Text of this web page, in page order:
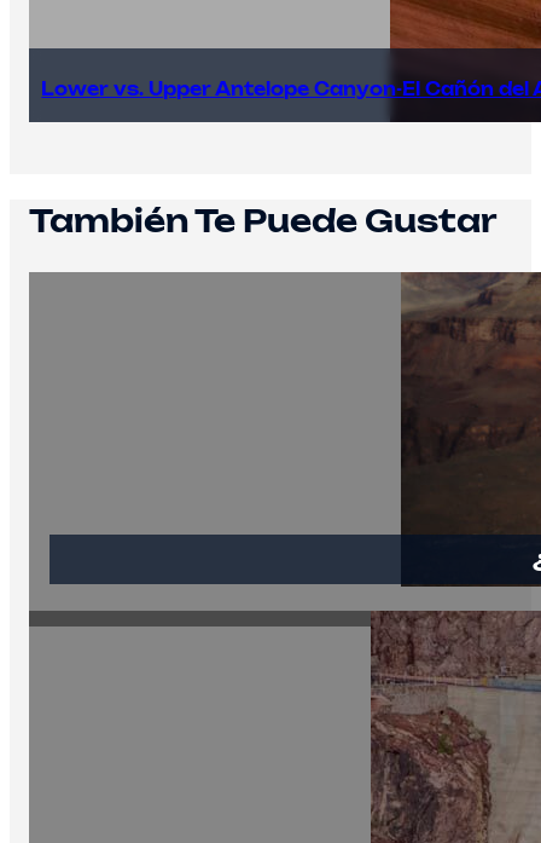
Lower vs. Upper Antelope Canyon-El Cañón del
También Te Puede Gustar